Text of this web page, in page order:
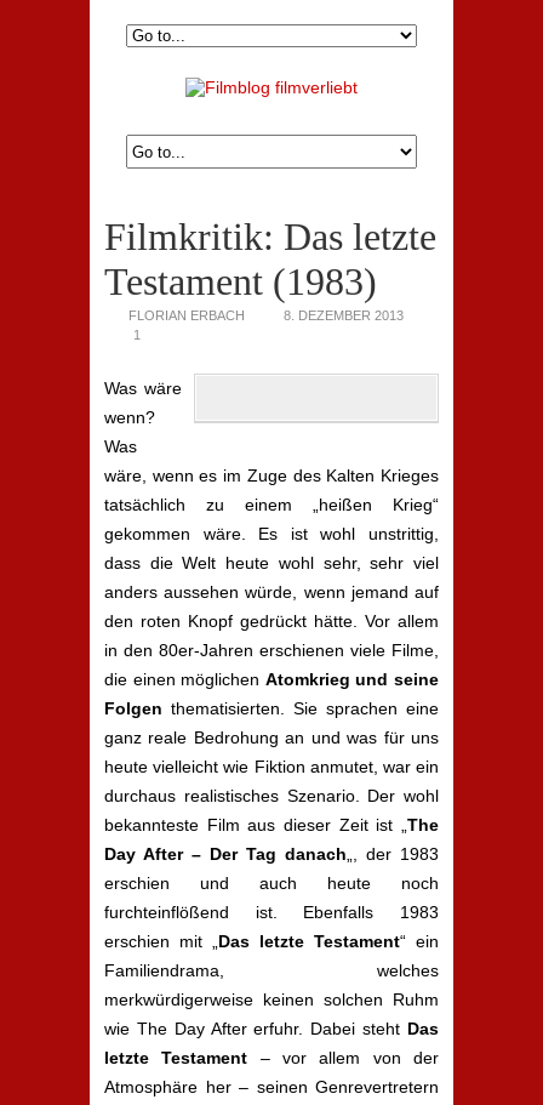
Filmkritik: Das letzte
Testament (1983)
FLORIAN ERBACH
8. DEZEMBER 2013
1
Was wäre
wenn?
Was
wäre, wenn es im Zuge des Kalten Krieges
tatsächlich zu einem „heißen Krieg“
gekommen wäre. Es ist wohl unstrittig,
dass die Welt heute wohl sehr, sehr viel
anders aussehen würde, wenn jemand auf
den roten Knopf gedrückt hätte. Vor allem
in den 80er-Jahren erschienen viele Filme,
die einen möglichen Atomkrieg und seine
Folgen thematisierten. Sie sprachen eine
ganz reale Bedrohung an und was für uns
heute vielleicht wie Fiktion anmutet, war ein
durchaus realistisches Szenario. Der wohl
bekannteste Film aus dieser Zeit ist „ The
Day After – Der Tag danach „, der 1983
erschien und auch heute noch
furchteinflößend ist. Ebenfalls 1983
erschien mit „ Das letzte Testament“ ein
Familiendrama, welches
merkwürdigerweise keinen solchen Ruhm
wie The Day After erfuhr. Dabei steht Das
letzte Testament – vor allem von der
Atmosphäre her – seinen Genrevertretern